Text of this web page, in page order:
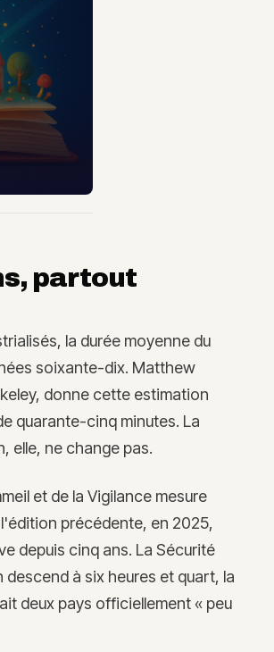
partout
la durée moyenne du
soixante-dix. Matthew
donne cette estimation
quarante-cinq minutes. La
elle, ne change pas.
et de la Vigilance mesure
précédente, en 2025,
depuis cinq ans. La Sécurité
à six heures et quart, la
deux pays officiellement « peu